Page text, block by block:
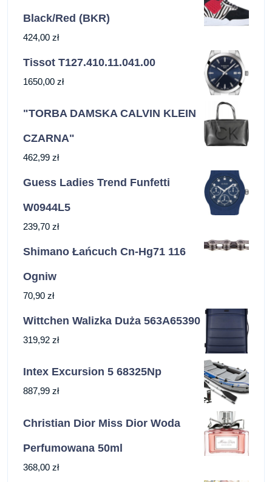
Black/Red (BKR)
424,00 zł
Tissot T127.410.11.041.00
1650,00 zł
"TORBA DAMSKA CALVIN KLEIN
CZARNA"
462,99 zł
Guess Ladies Trend Funfetti
W0944L5
239,70 zł
Shimano Łańcuch Cn-Hg71 116
Ogniw
70,90 zł
Wittchen Walizka Duża 563A65390
319,92 zł
Intex Excursion 5 68325Np
887,99 zł
Christian Dior Miss Dior Woda
Perfumowana 50ml
368,00 zł